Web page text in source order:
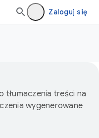
Zaloguj się
tłumaczenia treści na
wygenerowane